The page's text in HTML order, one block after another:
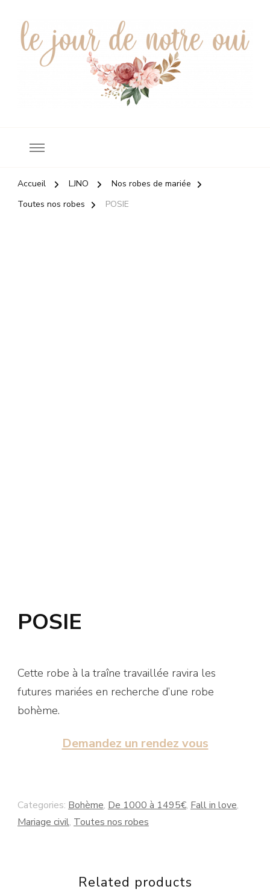
Accueil LJNO
Nos robes de mariée
Toutes nos robes
POSIE
POSIE
Cette robe à la traîne travaillée ravira les
futures mariées en recherche d’une robe
bohème.
Demandez un rendez vous
Categories: Bohème, De 1000 à 1495€, Fall in love,
Mariage civil, Toutes nos robes
Related products